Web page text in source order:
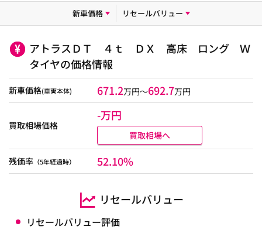
新車価格 リセールバリュー
アトラスＤＴ ４ｔ ＤＸ 高床 ロング Ｗ
タイヤの価格情報
新車価格(車両本体) 671.2万円～692.7万円
買取相場価格
-万円
買取相場へ
残価率 （5年経過時） 52.10%
リセールバリュー
リセールバリュー評価